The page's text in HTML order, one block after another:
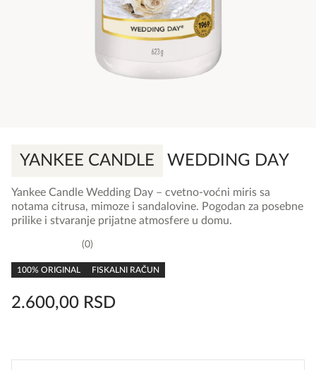
YANKEE CANDLE WEDDING DAY
rating
0
100% ORIGINAL FISKALNI RAČUN
2.600,00 RSD
Yankee Candle Wedding Day – cvetno-voćni miris sa
notama citrusa, mimoze i sandalovine. Pogodan za posebne
prilike i stvaranje prijatne atmosfere u domu.